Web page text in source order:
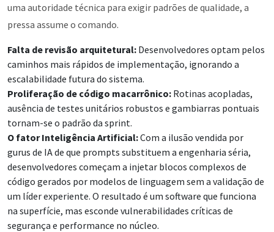
uma autoridade técnica para exigir padrões de qualidade, a
pressa assume o comando.
Falta de revisão arquitetural: Desenvolvedores optam pelos
caminhos mais rápidos de implementação, ignorando a
escalabilidade futura do sistema.
Proliferação de código macarrônico: Rotinas acopladas,
ausência de testes unitários robustos e gambiarras pontuais
tornam-se o padrão da sprint.
O fator Inteligência Artificial:Com a ilusão vendida por
gurus de IA de que prompts substituem a engenharia séria,
desenvolvedores começam a injetar blocos complexos de
código gerados por modelos de linguagem sem a validação de
um líder experiente. O resultado é um software que funciona
na superfície, mas esconde vulnerabilidades críticas de
segurança e performance no núcleo.